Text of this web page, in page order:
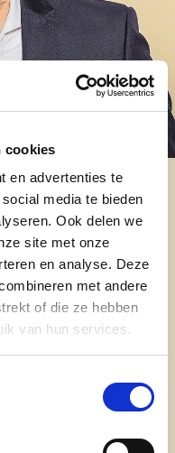
cookies
en advertenties te
media te bieden
Ook delen we
site met onze
en analyse. Deze
met andere
of die ze hebben
van hun services.
9 juni?
Brussel de afstand
eenvoudig en